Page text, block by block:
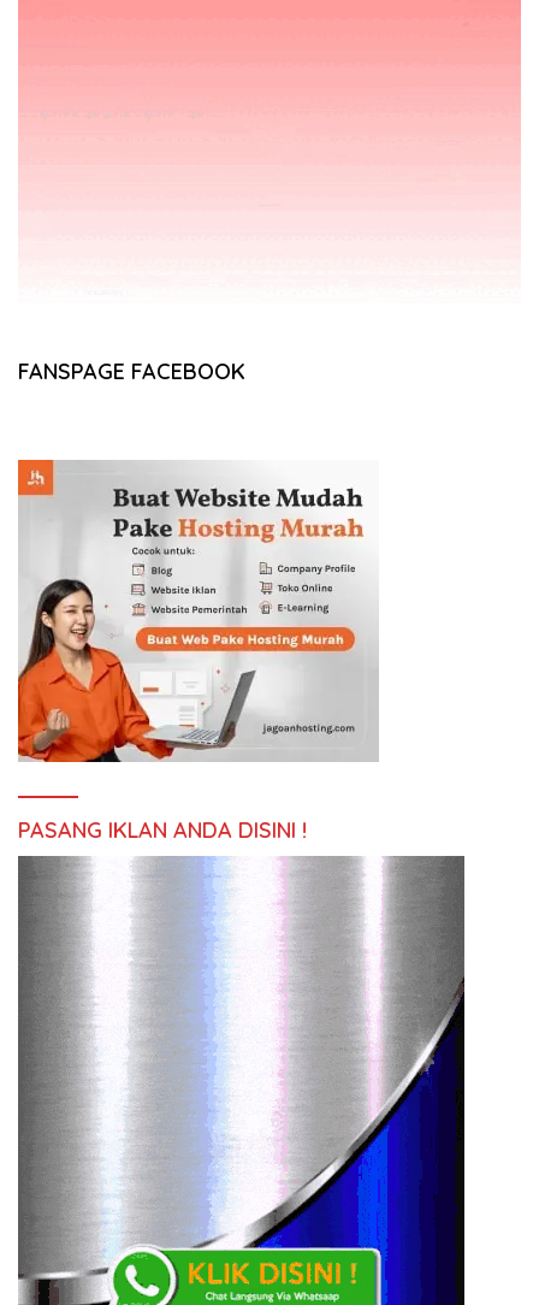
FANSPAGE FACEBOOK
PASANG IKLAN ANDA DISINI !